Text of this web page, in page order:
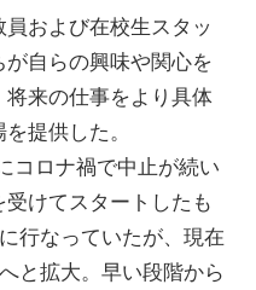
および在校生スタッ
自らの興味や関心を
来の仕事をより具体
提供した。
コロナ禍で中止が続い
けてスタートしたも
行なっていたが、現在
と拡大。早い段階から